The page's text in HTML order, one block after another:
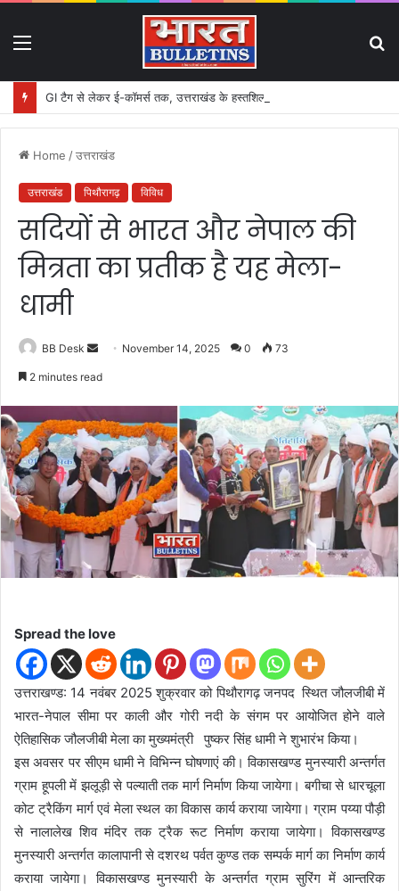
GI टैग से लेकर ई-कॉमर्स तक, उत्तराखंड के हस्तशिल्प को मिलेगा बड़ा बढ़ावा
Home /उत्तराखंड
उत्तराखंड पिथौरागढ़ विविध
सदियों से भारत और नेपाल की
मित्रता का प्रतीक है यह मेला-
धामी
BB Desk
e
a
n
e
m
a
i
November 14, 2025 0 73
2 minutes read
Spread the love
उत्तराखण्ड: 14 नवंबर 2025 शुक्रवार को पिथौरागढ़ जनपद स्थित जौलजीबी में
भारत-नेपाल सीमा पर काली और गोरी नदी के संगम पर आयोजित होने वाले
ऐतिहासिक जौलजीबी मेला का मुख्यमंत्री पुष्कर सिंह धामी ने शुभारंभ किया।
इस अवसर पर सीएम धामी ने विभिन्न घोषणाएं की। विकासखण्ड मुनस्यारी अन्तर्गत
ग्राम हूपली में झलूड़ी से पल्याती तक मार्ग निर्माण किया जायेगा। बगीचा से धारचूला
कोट ट्रैकिंग मार्ग एवं मेला स्थल का विकास कार्य कराया जायेगा। ग्राम पय्या पौड़ी
से नालालेख शिव मंदिर तक ट्रैक रूट निर्माण कराया जायेगा। विकासखण्ड
मुनस्यारी अन्तर्गत कालापानी से दशरथ पर्वत कुण्ड तक सम्पर्क मार्ग का निर्माण कार्य
कराया जायेगा। विकासखण्ड मुनस्यारी के अन्तर्गत ग्राम सुरिंग में आन्तरिक